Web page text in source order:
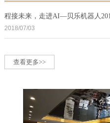
程接未来，走进AI—贝乐机器人
2018/07/03
查看更多>>